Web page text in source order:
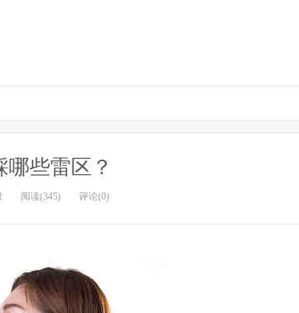
些雷区？
阅读(345) 评论(0)